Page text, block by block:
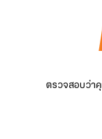
ตรวจสอบว่า